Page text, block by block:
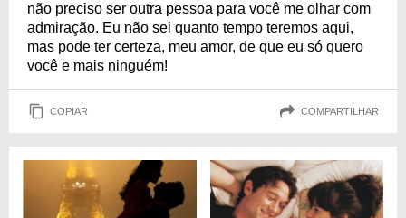
não preciso ser outra pessoa para você me olhar com
admiração. Eu não sei quanto tempo teremos aqui,
mas pode ter certeza, meu amor, de que eu só quero
você e mais ninguém!
COPIAR COMPARTILHAR